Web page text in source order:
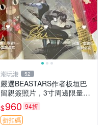
潮玩港 52
嚴選BEASTARS作者板垣巴
留親簽照片，3寸周邊限量收
藏 BEASTARS 作者 經典 細
節收藏
$960 94折
折扣碼